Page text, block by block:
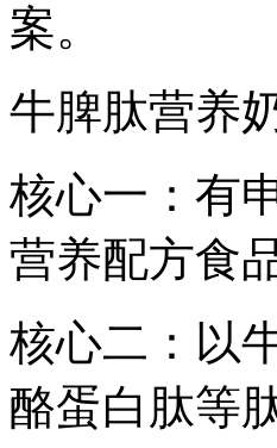
案。
牛脾肽营养
核心一：有
营养配方食
核心二：以
酪蛋白肽等